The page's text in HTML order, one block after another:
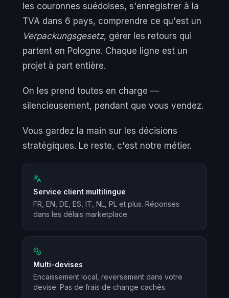
les couronnes suédoises, s'enregistrer à la
TVA dans 6 pays, comprendre ce qu'est un
Verpackungsgesetz, gérer les retours qui
partent en Pologne. Chaque ligne est un
projet à part entière.
On les prend toutes en charge —
silencieusement, pendant que vous vendez.
Vous gardez la main sur les décisions
stratégiques. Le reste, c'est notre métier.
Service client multilingue
FR, EN, DE, ES, IT, NL, PL et plus. Réponses
dans les délais marketplace.
Multi-devises
Encaissement local, reversement dans votre
devise. Pas de frais de change cachés.